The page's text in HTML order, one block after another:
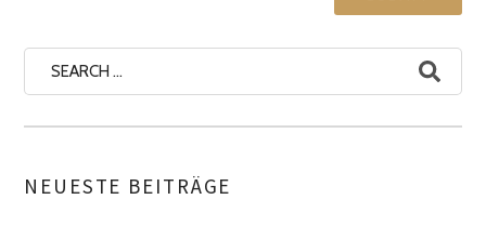
Search
for:
NEUESTE BEITRÄGE